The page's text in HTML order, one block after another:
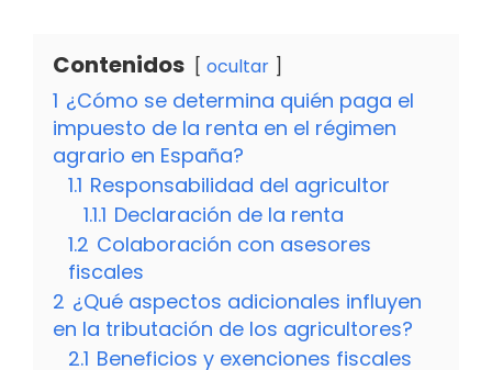
Contenidos ocultar
1 ¿Cómo se determina quién paga el
impuesto de la renta en el régimen
agrario en España?
1.1 Responsabilidad del agricultor
1.1.1 Declaración de la renta
1.2 Colaboración con asesores
fiscales
2 ¿Qué aspectos adicionales influyen
en la tributación de los agricultores?
2.1 Beneficios y exenciones fiscales